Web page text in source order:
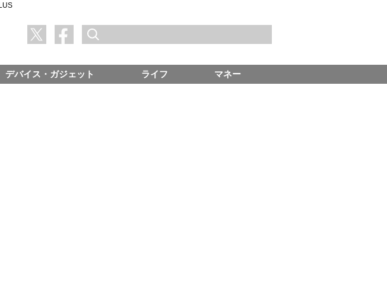
デバイス・ガジェット ライフ マネー